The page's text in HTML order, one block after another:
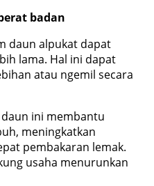
badan
daun alpukat dapat
lama. Hal ini dapat
atau ngemil secara
ini membantu
meningkatkan
pembakaran lemak.
usaha menurunkan